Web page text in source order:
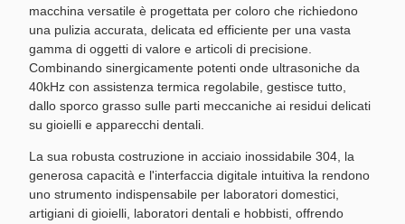
macchina versatile è progettata per coloro che richiedono
una pulizia accurata, delicata ed efficiente per una vasta
gamma di oggetti di valore e articoli di precisione.
Combinando sinergicamente potenti onde ultrasoniche da
40kHz con assistenza termica regolabile, gestisce tutto,
dallo sporco grasso sulle parti meccaniche ai residui delicati
su gioielli e apparecchi dentali.
La sua robusta costruzione in acciaio inossidabile 304, la
generosa capacità e l'interfaccia digitale intuitiva la rendono
uno strumento indispensabile per laboratori domestici,
artigiani di gioielli, laboratori dentali e hobbisti, offrendo